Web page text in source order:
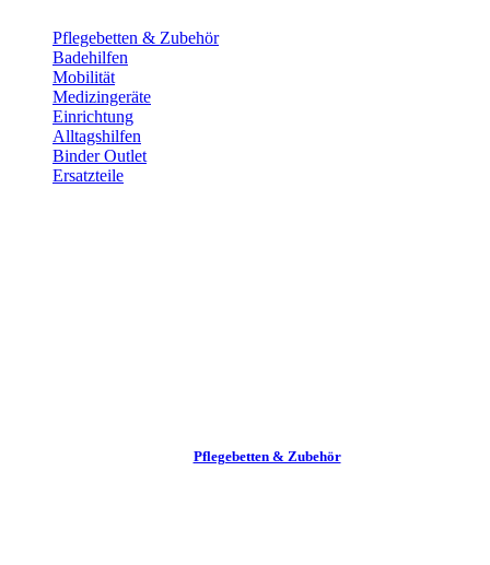
Pflege­betten & Zubehör
Badehilfen
Mobilität
Medizingeräte
Einrichtung
Alltags­hilfen
Binder Outlet
Ersatzteile
Pflege­betten & Zubehör